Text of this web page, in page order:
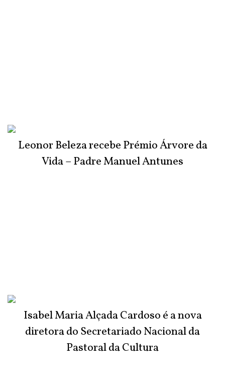
Leonor Beleza recebe Prémio Árvore da
Vida – Padre Manuel Antunes
Isabel Maria Alçada Cardoso é a nova
diretora do Secretariado Nacional da
Pastoral da Cultura